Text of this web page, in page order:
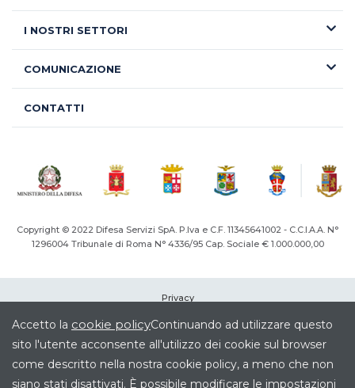
I NOSTRI SETTORI
COMUNICAZIONE
CONTATTI
Copyright © 2022 Difesa Servizi SpA. P.Iva e C.F. 11345641002 - C.C.I.A.A. N°
1296004Tribunale di Roma N° 4336/95 Cap. Sociale € 1.000.000,00
Privacy
Cookie
Note legali
Società Trasparente
Elenco siti tematici
Accetto la cookie policyContinuando ad utilizzare questo
sito l'utente acconsente all'utilizzo dei cookie sul browser
come descritto nella nostra cookie policy, a meno che non
siano stati disattivati. È possibile modificare le impostazioni